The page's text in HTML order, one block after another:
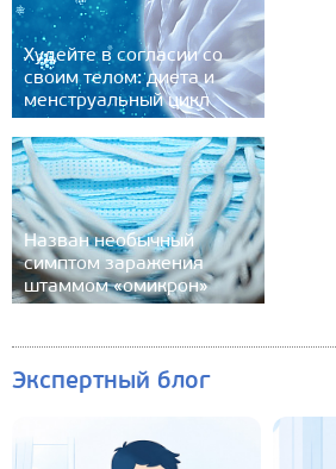
Худейте в согласии со
своим телом: диета и
менструальный цикл
Назван необычный
симптом заражения
штаммом «омикрон»
Экспертный блог